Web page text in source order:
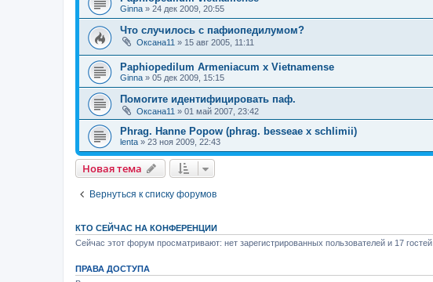
Ginna » 24 дек 2009, 20:55
Что случилось с пафиопедилумом?
Оксана11 » 15 авг 2005, 11:11
Paphiopedilum Armeniacum x Vietnamense
Ginna » 05 дек 2009, 15:15
Помогите идентифицировать паф.
Оксана11 » 01 май 2007, 23:42
Phrag. Hanne Popow (phrag. besseae x schlimii)
lenta » 23 ноя 2009, 22:43
Новая тема
Вернуться к списку форумов
КТО СЕЙЧАС НА КОНФЕРЕНЦИИ
Сейчас этот форум просматривают: нет зарегистрированных пользователей и 17 гостей
ПРАВА ДОСТУПА